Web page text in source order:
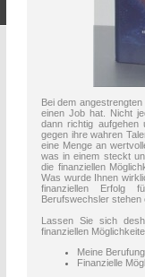
Bei dem
einen Job hat. Nicht
dann richtig aufgehen
gegen ihre wahren
eine Menge an
was in einem steckt
die finanziellen
Was wurde Ihnen
finanziellen Erfolg
Berufswechsler
Lassen Sie sich
finanziellen
Meine
Finanzielle